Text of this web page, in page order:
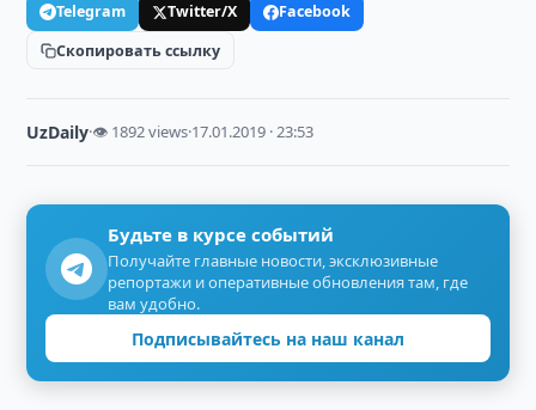
Telegram Twitter/X
Facebook
Скопировать ссылку
UzDaily·👁 1892 views·17.01.2019 · 23:53
Будьте в курсе событий
Получайте главные новости, эксклюзивные
репортажи и оперативные обновления там, где
вам удобно.
Подписывайтесь на наш канал